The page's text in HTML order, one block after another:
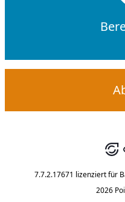
7.7.2.17671 lizenziert für
2026